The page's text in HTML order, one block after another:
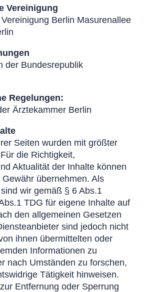
Vereinigung
Berlin Masurenallee
der Bundesrepublik
Regelungen:
Ärztekammer Berlin
Seiten wurden mit größter
die Richtigkeit,
Aktualität der Inhalte können
übernehmen. Als
wir gemäß § 6 Abs.1
TDG für eigene Inhalte auf
den allgemeinen Gesetzen
sind jedoch nicht
ihnen übermittelten oder
Informationen zu
nach Umständen zu forschen,
Tätigkeit hinweisen.
Entfernung oder Sperrung